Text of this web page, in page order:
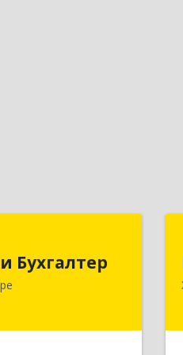
Бухгалтер
Хабаровский край,
на-Амуре г,
оф.202